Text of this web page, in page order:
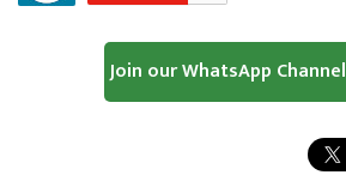
Join our WhatsApp Channel